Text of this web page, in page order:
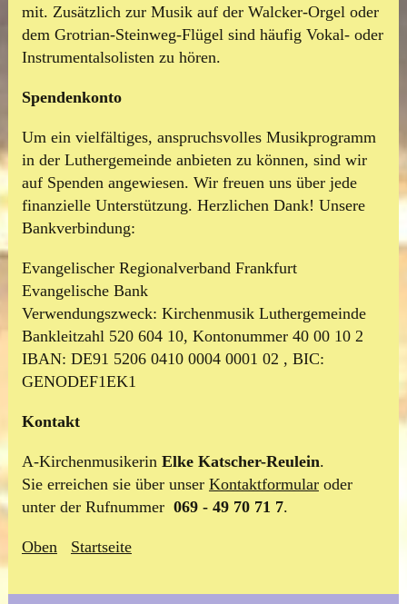
mit. Zusätzlich zur Musik auf der Walcker-Orgel oder
dem Grotrian-Steinweg-Flügel sind häufig Vokal- oder
Instrumentalsolisten zu hören.
Spendenkonto
Um ein vielfältiges, anspruchsvolles Musikprogramm
in der Luthergemeinde anbieten zu können, sind wir
auf Spenden angewiesen. Wir freuen uns über jede
finanzielle Unterstützung. Herzlichen Dank! Unsere
Bankverbindung:
Evangelischer Regionalverband Frankfurt
Evangelische Bank
Verwendungszweck: Kirchenmusik Luthergemeinde
Bankleitzahl 520 604 10, Kontonummer 40 00 10 2
IBAN: DE91 5206 0410 0004 0001 02 , BIC:
GENODEF1EK1
Kontakt
A-Kirchenmusikerin Elke Katscher-Reulein.
Sie erreichen sie über unser Kontaktformularoder
unter der Rufnummer 069 - 49 70 71 7.
Oben Startseite